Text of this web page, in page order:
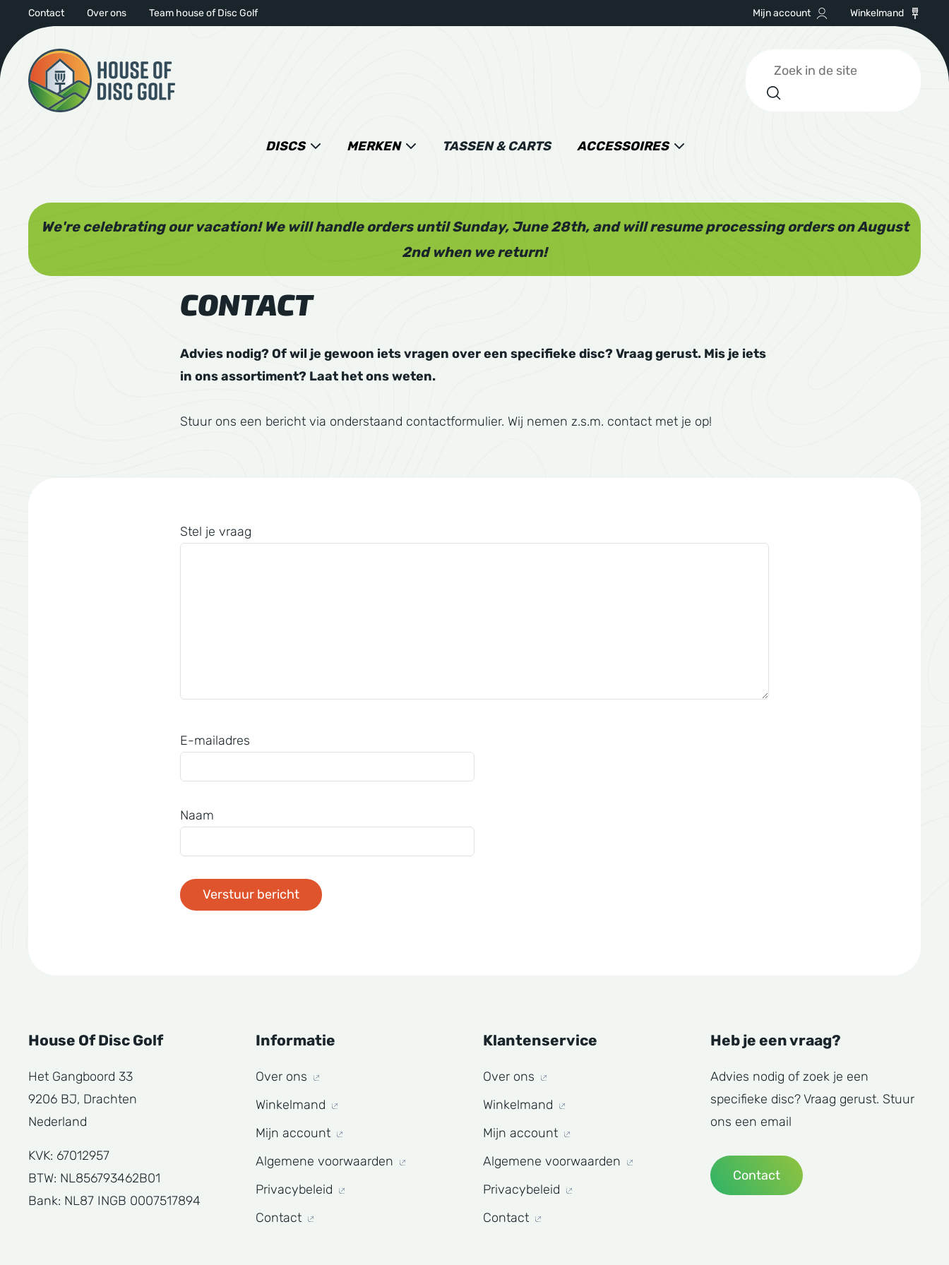
Contact Over ons Team house of Disc Golf Mijn account Winkelmand
DISCS MERKEN TASSEN & CARTS ACCESSOIRES
Zoeken
We're celebrating our vacation! We will handle orders until Sunday, June 28th, and will resume processing orders on August
2nd when we return!
CONTACT
Advies nodig? Of wil je gewoon iets vragen over een specifieke disc? Vraag gerust. Mis je iets
in ons assortiment? Laat het ons weten.
Stuur ons een bericht via onderstaand contactformulier. Wij nemen z.s.m. contact met je op!
Stel je vraag
E-mailadres
Naam
Verstuur bericht
House Of Disc Golf
Het Gangboord 33
9206 BJ, Drachten
Nederland
KVK: 67012957
BTW: NL856793462B01
Bank: NL87 INGB 0007517894
Informatie
Over ons
Winkelmand
Mijn account
Algemene voorwaarden
Privacybeleid
Contact
Klantenservice
Over ons
Winkelmand
Mijn account
Algemene voorwaarden
Privacybeleid
Contact
Heb je een vraag?
Advies nodig of zoek je een
specifieke disc? Vraag gerust. Stuur
ons een email
Contact